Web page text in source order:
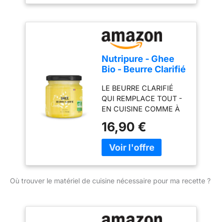
de pâte d'amande pour
conservateurs ni additifs.
Authentique, 100% pure.
Nourrissant et sain
Nutripure - Ghee
Bio - Beurre Clarifié
Caséine - 300 g
LE BEURRE CLARIFIÉ
QUI REMPLACE TOUT -
EN CUISINE COMME À
beurre purifié par
clarification lente - il ne
reste que la matière
noisetté. Remplace le
16,90 €
Où trouver le matériel de cuisine nécessaire pour ma recette ?